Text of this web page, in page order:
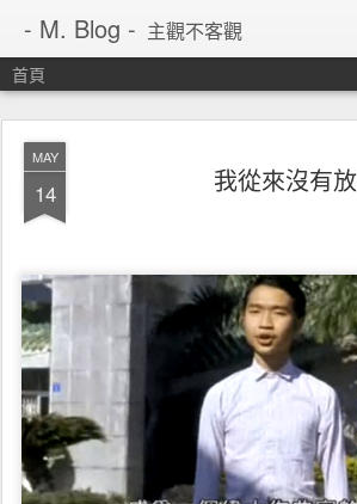
- M. Blog - 主觀不客觀
首頁
MAY
14 我從來沒有